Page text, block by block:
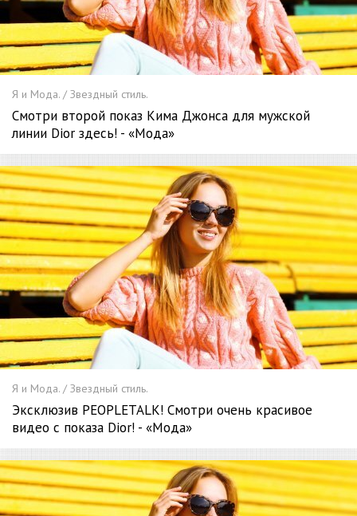
Я и Мода. / Звездный стиль.
Смотри второй показ Кима Джонса для мужской
линии Dior здесь! - «Мода»
Я и Мода. / Звездный стиль.
Эксклюзив PEOPLETALK! Смотри очень красивое
видео с показа Dior! - «Мода»